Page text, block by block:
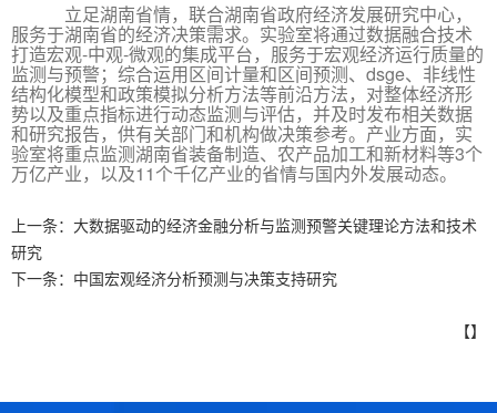
立足湖南省情，联合湖南省政府经济发展研究中心，
服务于湖南省的经济决策需求。实验室将通过数据融合技术
打造宏观-中观-微观的集成平台，服务于宏观经济运行质量的
监测与预警；综合运用区间计量和区间预测、dsge、非线性
结构化模型和政策模拟分析方法等前沿方法，对整体经济形
势以及重点指标进行动态监测与评估，并及时发布相关数据
和研究报告，供有关部门和机构做决策参考。产业方面，实
验室将重点监测湖南省装备制造、农产品加工和新材料等3个
万亿产业，以及11个千亿产业的省情与国内外发展动态。
上一条： 大数据驱动的经济金融分析与监测预警关键理论方法和技术
研究
下一条： 中国宏观经济分析预测与决策支持研究
【】